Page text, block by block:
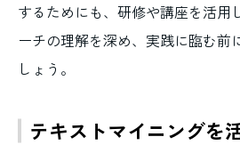
するためにも、研修や講座を活用
ーチの理解を深め、実践に臨む前
しょう。
テキストマイニングを